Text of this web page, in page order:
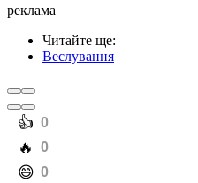
реклама
Читайте ще:
Веслування
️👍 0
️🔥 0
️😄 0